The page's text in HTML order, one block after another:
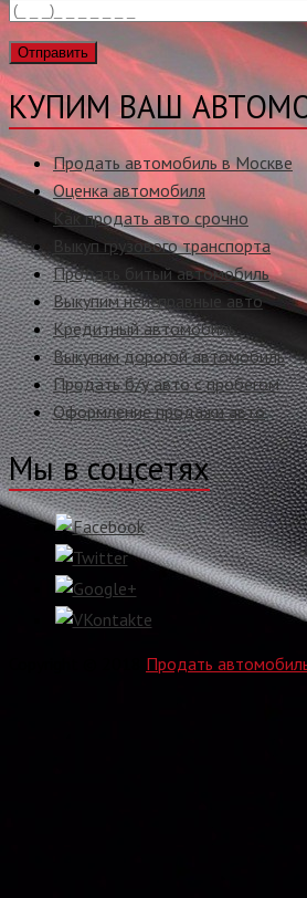
КУПИМ ВАШ
Продать автомобиль в Москве
Оценка автомобиля
Как продать авто срочно
Выкуп грузового транспорта
Продать битый автомобиль
Выкупим неисправные авто
Кредитный автомобиль
Выкупим дорогой автомобиль
Продать б/у авто с пробегом
Оформление продажи авто
Мы в соцсетях
Продать